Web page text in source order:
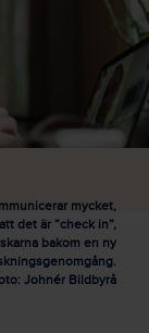
mycket,
det är ”check in”,
bakom en ny
Johnér Bildbyrå